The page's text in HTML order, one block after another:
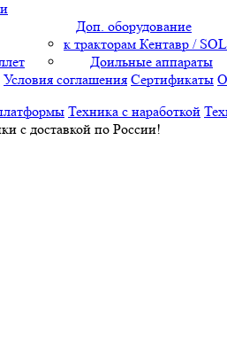
Доп. оборудование
к тракторам Кентавр /
Доильные аппараты
Условия соглашения Сертификаты
Техника с наработкой
с доставкой по России!